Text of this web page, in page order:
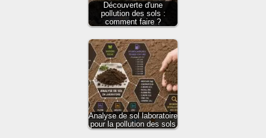
Découverte d'une
pollution des sols :
comment faire ?
Analyse de sol laboratoire
pour la pollution des sols